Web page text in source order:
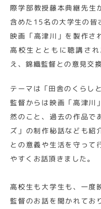
際学部教授藤本典継先生
含めた15名の大学生の皆
映画「高津川」を製作さ
高校生とともに聴講さ
え、錦織監督との意見交
テーマは「田舎のくらし
監督からは映画「高津川
然のこと、過去の作品で
ズ」の制作秘話なども紹
との意義や生活を守って
やすくお話頂きました。
高校生も大学生も、一度
監督のお話を聞かれてお